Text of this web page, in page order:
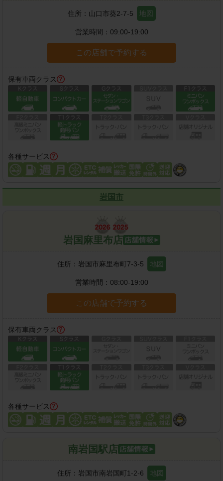
住所： 山口市葵2-7-5 地図
営業時間： 09:00-19:00
この店舗で予約する
保有車両クラス
各種サービス
岩国市
岩国麻里布店
住所： 岩国市麻里布町7-3-5 地図
営業時間： 08:00-19:00
この店舗で予約する
保有車両クラス
各種サービス
南岩国駅店
住所： 岩国市南岩国町1-2-6 地図